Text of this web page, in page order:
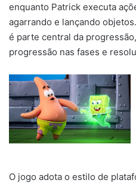
enquanto Patrick executa
agarrando e lançando
é parte central da
progressão nas fases e
O jogo adota o estilo de